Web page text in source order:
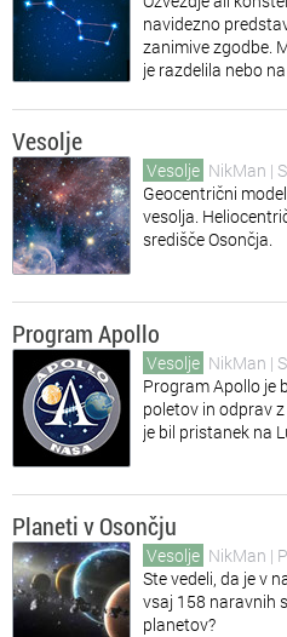
navidezno
zanimive zgodbe.
je razdelila nebo
Vesolje
Vesolje NikMan |
Geocentrični
vesolja.
središče Osončja.
Program Apollo
Vesolje NikMan |
Program Apollo je
poletov in odprav
je bil pristanek na
Planeti v Osončju
Vesolje NikMan |
Ste vedeli, da je v
vsaj 158 naravnih
planetov?